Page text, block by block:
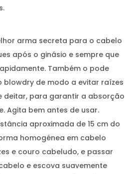
arma secreta para o cabelo
após o ginásio e sempre que
Também o pode
blowdry de modo a evitar raízes
deitar, para garantir a absorção
Agita bem antes de usar.
aproximada de 15 cm do
homogénea em cabelo
e couro cabeludo, e passar
e escova suavemente